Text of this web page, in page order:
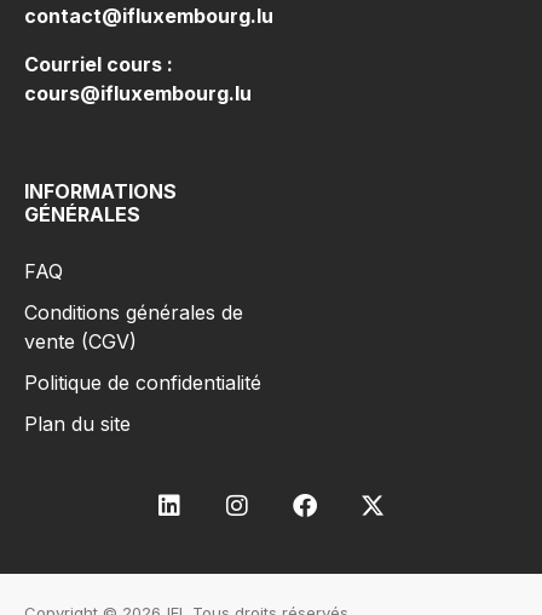
contact@ifluxembourg.lu
Courriel cours :
cours@ifluxembourg.lu
INFORMATIONS
GÉNÉRALES
FAQ
Conditions générales de
vente (CGV)
Politique de confidentialité
Plan du site